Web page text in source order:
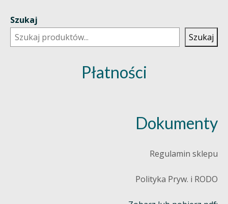
Szukaj
Szukaj
Płatności
Dokumenty
Regulamin sklepu
Polityka Pryw. i RODO